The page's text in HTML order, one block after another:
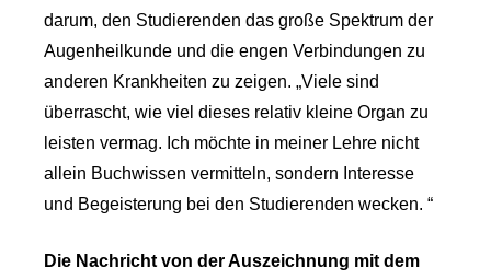
darum, den Studierenden das große Spektrum der
Augenheilkunde und die engen Verbindungen zu
anderen Krankheiten zu zeigen. „Viele sind
überrascht, wie viel dieses relativ kleine Organ zu
leisten vermag. Ich möchte in meiner Lehre nicht
allein Buchwissen vermitteln, sondern Interesse
und Begeisterung bei den Studierenden wecken. “
Die Nachricht von der Auszeichnung mit dem